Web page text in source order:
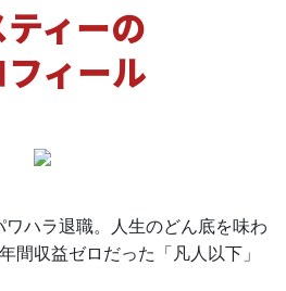
ィーの
ィール
ハラ退職。人生のどん底を味わ
間収益ゼロだった「凡人以下」